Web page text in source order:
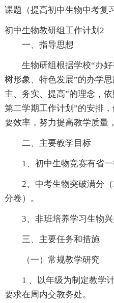
课题（提高初中生物中考复
初中生物教研组工作计划2
一、指导思想
生物研组根据学校“办
树形象、特色发展”的办学
主、务实、提高”的理念，
第二学期工作计划”的安排
要效率，努力提高教学质量
二、主要教学目标
1、初中生物竞赛有省
2、中考生物突破满分
分卷）。
3、非班培养学习生物兴
三、主要任务和措施
（一）常规教学研究
1 、以年级为制定教学
要求在周内交教务处。